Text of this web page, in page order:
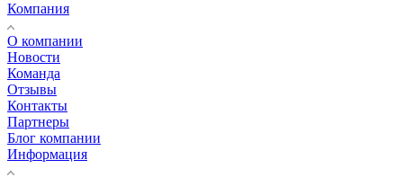
Компания
О компании
Новости
Команда
Отзывы
Контакты
Партнеры
Блог компании
Информация